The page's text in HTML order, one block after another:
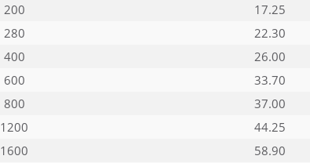
200
17.25
280
22.30
400
26.00
600
33.70
800
37.00
1200
44.25
1600
58.90